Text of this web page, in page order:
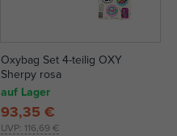
Oxybag Set 4-teilig OXY
Sherpy rosa
auf Lager
UVP: 116,69 €
93,35 €